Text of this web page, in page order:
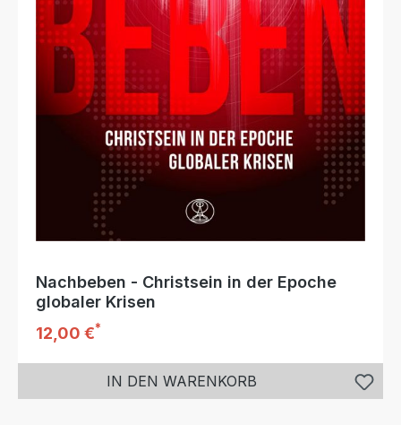
Nachbeben - Christsein in der Epoche
globaler Krisen
Regulärer Preis:
12,00 €*
IN DEN WARENKORB